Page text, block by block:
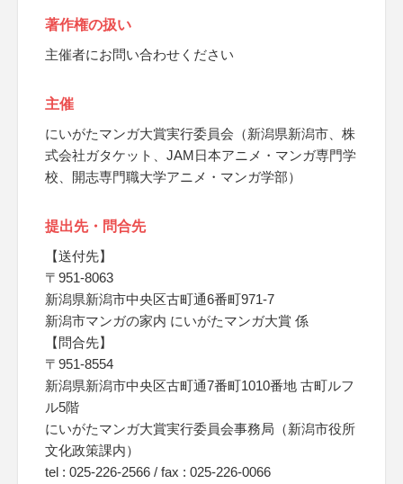
著作権の扱い
主催者にお問い合わせください
主催
にいがたマンガ大賞実行委員会（新潟県新潟市、株
式会社ガタケット、JAM日本アニメ・マンガ専門学
校、開志専門職大学アニメ・マンガ学部）
提出先・問合先
【送付先】
〒951-8063
新潟県新潟市中央区古町通6番町971-7
新潟市マンガの家内 にいがたマンガ大賞 係
【問合先】
〒951-8554
新潟県新潟市中央区古町通7番町1010番地 古町ルフ
ル5階
にいがたマンガ大賞実行委員会事務局（新潟市役所
文化政策課内）
tel : 025-226-2566 / fax : 025-226-0066